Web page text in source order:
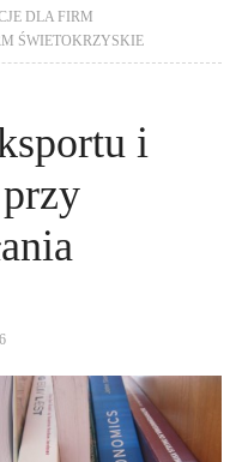
DLA FIRM
ŚWIETOKRZYSKIE
i